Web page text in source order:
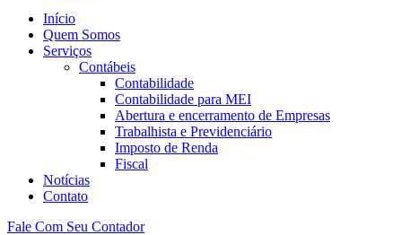
Início
Quem Somos
Serviços
Contábeis
Contabilidade
Contabilidade para MEI
Abertura e encerramento de Empresas
Trabalhista e Previdenciário
Imposto de Renda
Fiscal
Notícias
Contato
Fale Com Seu Contador